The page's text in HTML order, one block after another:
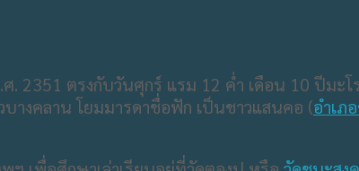
. 2351 ตรงกับวันศุกร์​ แรม​ 12​ ค่ำ เดือน 10 ปีมะ
างคลาน โยมมารดาชื่อฟัก เป็นชาวแสนคอ (อำเภ